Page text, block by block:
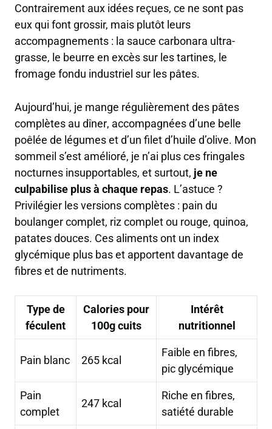
Contrairement aux idées reçues, ce ne sont pas
eux qui font grossir, mais plutôt leurs
accompagnements : la sauce carbonara ultra-
grasse, le beurre en excès sur les tartines, le
fromage fondu industriel sur les pâtes.
Aujourd’hui, je mange régulièrementdes pâtes
complètes au dîner, accompagnées d’une belle
poêlée de légumes et d’un filet d’huile d’olive. Mon
sommeil s’est amélioré, je n’ai plus ces fringales
nocturnes insupportables, et surtout, je ne
culpabilise plus à chaque repas. L’astuce ?
Privilégier les versions complètes : pain du
boulanger complet, riz complet ou rouge, quinoa,
patates douces. Ces aliments ont un index
glycémique plus bas et apportent davantage de
fibres et de nutriments.
Type de
féculent
Calories pour
100g cuits
Intérêt
nutritionnel
Pain blanc 265 kcal
Faible en fibres,
pic glycémique
Pain
complet
247 kcal
Riche en fibres,
satiété durable